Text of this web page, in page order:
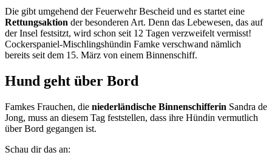
Die gibt umgehend der Feuerwehr Bescheid und es startet eine
Rettungsaktion der besonderen Art. Denn das Lebewesen, das auf
der Insel festsitzt, wird schon seit 12 Tagen verzweifelt vermisst!
Cockerspaniel-Mischlingshündin Famke verschwand nämlich
bereits seit dem 15. März von einem Binnenschiff.
Hund geht über Bord
Famkes Frauchen, die niederländische Binnenschifferin Sandra de
Jong, muss an diesem Tag feststellen, dass ihre Hündin vermutlich
über Bord gegangen ist.
Schau dir das an: